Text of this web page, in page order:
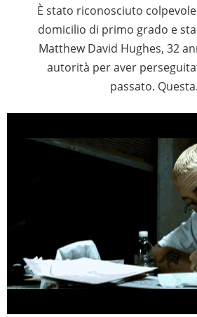
È stato riconosciuto
domicilio di primo grado e
Matthew David Hughes, 32
autorità per aver
passato.